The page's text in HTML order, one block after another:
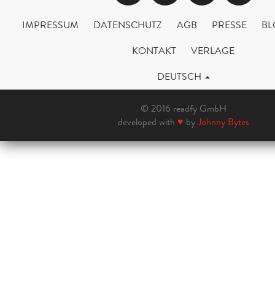
IMPRESSUM DATENSCHUTZ AGB PRESSE
KONTAKT
VERLAGE
DEUTSCH
© 2016 readfy GmbH
developed with ♥ byJohnny Bytes